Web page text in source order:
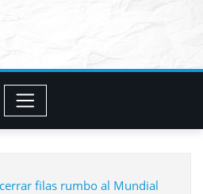
filas rumbo al Mundial